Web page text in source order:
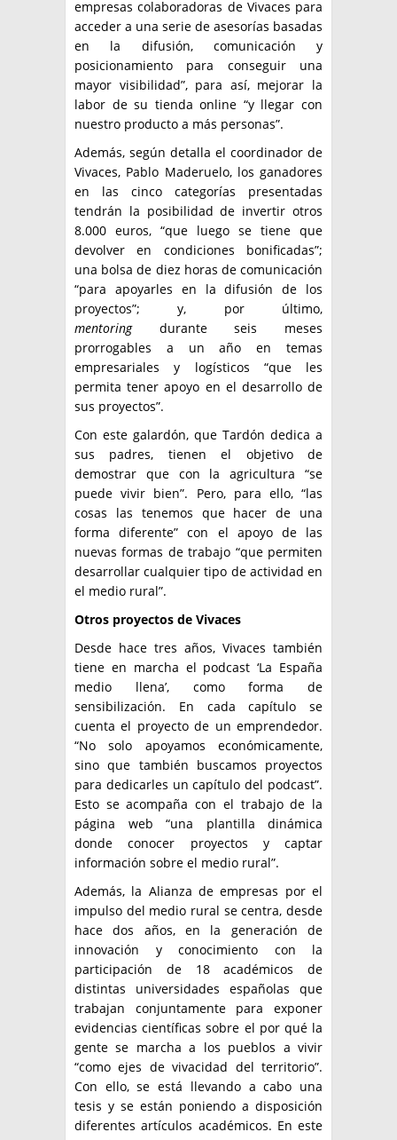
empresas colaboradoras de Vivaces para
acceder a una serie de asesorías basadas
en la difusión, comunicación y
posicionamiento para conseguir una
mayor visibilidad”, para así, mejorar la
labor de su tienda online “y llegar con
nuestro producto a más personas”.
Además, según detalla el coordinador de
Vivaces, Pablo Maderuelo, los ganadores
en las cinco categorías presentadas
tendrán la posibilidad de invertir otros
8.000 euros, “que luego se tiene que
devolver en condiciones bonificadas”;
una bolsa de diez horas de comunicación
“para apoyarles en la difusión de los
proyectos”; y, por último,
mentoringdurante seis meses
prorrogables a un año en temas
empresariales y logísticos “que les
permita tener apoyo en el desarrollo de
sus proyectos”.
Con este galardón, que Tardón dedica a
sus padres, tienen el objetivo de
demostrar que con la agricultura “se
puede vivir bien”. Pero, para ello, “las
cosas las tenemos que hacer de una
forma diferente” con el apoyo de las
nuevas formas de trabajo “que permiten
desarrollar cualquier tipo de actividad en
el medio rural”.
Otros proyectos de Vivaces
Desde hace tres años, Vivaces también
tiene en marcha el podcast ‘La España
medio llena’, como forma de
sensibilización. En cada capítulo se
cuenta el proyecto de un emprendedor.
“No solo apoyamos económicamente,
sino que también buscamos proyectos
para dedicarles un capítulo del podcast”.
Esto se acompaña con el trabajo de la
página web “una plantilla dinámica
donde conocer proyectos y captar
información sobre el medio rural”.
Además, la Alianza de empresas por el
impulso del medio rural se centra, desde
hace dos años, en la generación de
innovación y conocimiento con la
participación de 18 académicos de
distintas universidades españolas que
trabajan conjuntamente para exponer
evidencias científicas sobre el por qué la
gente se marcha a los pueblos a vivir
“como ejes de vivacidad del territorio”.
Con ello, se está llevando a cabo una
tesis y se están poniendo a disposición
diferentes artículos académicos. En este